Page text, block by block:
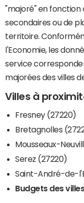
"majoré" en fonction
secondaires ou de
territoire.
l'Economie, les
service
majorées des villes
Villes à
Fresney (27220)
Bretagnolles
Mousseaux-
Serez (27220)
Saint-André-de-
Budgets des